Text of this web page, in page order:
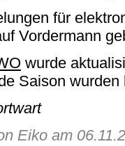
für
Vordermann
wurde
Saison wurden
Eiko am